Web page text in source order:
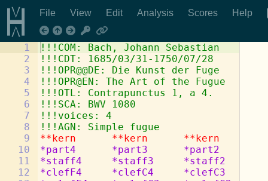
File View Edit Analysis Scores Help
1
2
3
4
5
6
7
8
9
10
11
12
!!!COM: Bach, Johann Sebastian
!!!CDT: 1685/03/31-1750/07/28
!!!OPR@@DE: Die Kunst der Fuge
!!!OPR@EN: The Art of the Fugue
!!!OTL: Contrapunctus 1, a 4.
!!!SCA: BWV 1080
!!!voices: 4
!!!AGN: Simple fugue
**kern
**kern **kern
*part4
*part3 *part2
*staff4
*staff3 *staff2
*clefF4
*clefC4 *clefC3